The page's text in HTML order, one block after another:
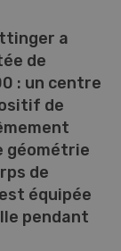
a
de
: un centre
de
géométrie
de
équipée
pendant